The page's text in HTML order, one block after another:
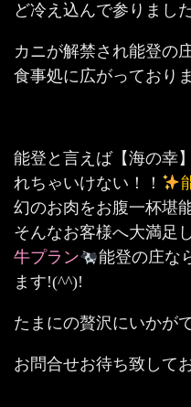
ど冷え込んで参りました
カニが解禁され能登の
食事処に広がっており
能登と言えば【海の幸
れちゃいけない！！
幻のお肉をお腹一杯堪
そんなお客様へ大満足
牛プラン
能登の庄な
ます!(^^)!
たまにの贅沢にいかが
お問合せお待ち致して